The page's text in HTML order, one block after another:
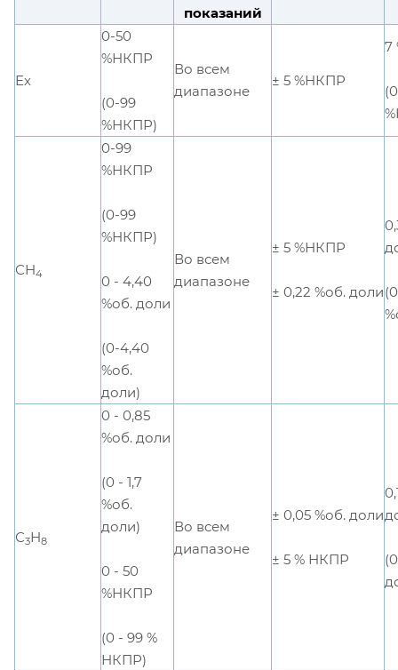
показаний
Ех
0-50
%НКПР
(0-99
%НКПР)
Во всем
диапазоне
± 5 %НКПР
7
СН4
0-99
%НКПР
(0-99
%НКПР)
0 - 4,40
%об. доли
(0-4,40
%об.
доли)
Во всем
диапазоне
± 5 %НКПР
± 0,22 %об. доли
С3Н8
0 - 0,85
%об. доли
(0 - 1,7
%об.
доли)
0 - 50
%НКПР
(0 - 99 %
НКПР)
Во всем
диапазоне
± 0,05 %об. доли
± 5 % НКПР